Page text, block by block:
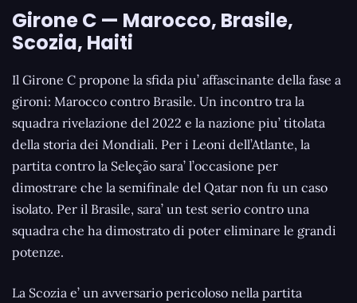
Girone C — Marocco, Brasile,
Scozia, Haiti
Il Girone C propone la sfida piu’ affascinante della fase a
gironi: Marocco contro Brasile. Un incontro tra la
squadra rivelazione del 2022 e la nazione piu’ titolata
della storia dei Mondiali. Per i Leoni dell’Atlante, la
partita contro la Seleção sara’ l’occasione per
dimostrare che la semifinale del Qatar non fu un caso
isolato. Per il Brasile, sara’ un test serio contro una
squadra che ha dimostrato di poter eliminare le grandi
potenze.
La Scozia e’ un avversario pericoloso nella partita